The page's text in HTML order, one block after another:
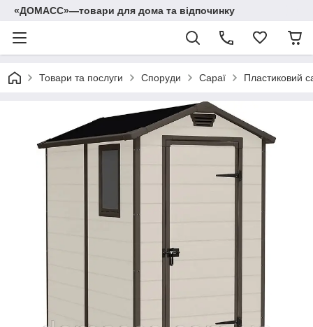
«ДОМАСС»—товари для дома та відпочинку
Товари та послуги Споруди Сараї Пластиковий